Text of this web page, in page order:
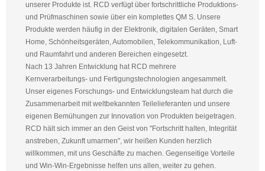
unserer Produkte ist. RCD verfügt über fortschrittliche Produktions-
und Prüfmaschinen sowie über ein komplettes QM S. Unsere
Produkte werden häufig in der Elektronik, digitalen Geräten, Smart
Home, Schönheitsgeräten, Automobilen, Telekommunikation, Luft-
und Raumfahrt und anderen Bereichen eingesetzt.
Nach 13 Jahren Entwicklung hat RCD mehrere
Kernverarbeitungs- und Fertigungstechnologien angesammelt.
Unser eigenes Forschungs- und Entwicklungsteam hat durch die
Zusammenarbeit mit weltbekannten Teilelieferanten und unsere
eigenen Bemühungen zur Innovation von Produkten beigetragen.
RCD hält sich immer an den Geist von "Fortschritt halten, Integrität
anstreben, Zukunft umarmen", wir heißen Kunden herzlich
willkommen, mit uns Geschäfte zu machen. Gegenseitige Vorteile
und Win-Win-Ergebnisse helfen uns allen, weiter zu gehen.